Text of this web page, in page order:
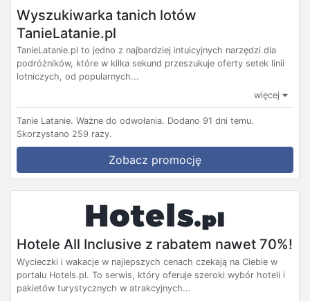
Wyszukiwarka tanich lotów
TanieLatanie.pl
TanieLatanie.pl to jedno z najbardziej intuicyjnych narzędzi dla
podróżników, które w kilka sekund przeszukuje oferty setek linii
lotniczych, od popularnych...
więcej
Tanie Latanie. Ważne do odwołania. Dodano 91 dni temu.
Skorzystano 259 razy.
Zobacz promocję
Hotele All Inclusive z rabatem nawet 70%!
Wycieczki i wakacje w najlepszych cenach czekają na Ciebie w
portalu Hotels.pl. To serwis, który oferuje szeroki wybór hoteli i
pakietów turystycznych w atrakcyjnych...